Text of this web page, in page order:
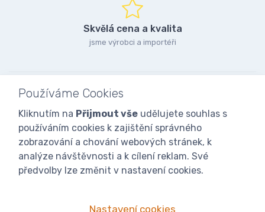
Skvělá cena a kvalita
jsme výrobci a importéři
Používáme Cookies
Kliknutím na Přijmout vše udělujete souhlas s
používáním cookies k zajištění správného
zobrazování a chování webových stránek, k
analýze návštěvnosti a k cílení reklam. Své
předvolby lze změnit v nastavení cookies.
Nastavení cookies